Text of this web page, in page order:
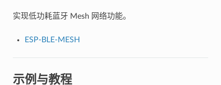
实现低功耗蓝牙 Mesh 网络功能。
ESP-BLE-MESH
示例与教程